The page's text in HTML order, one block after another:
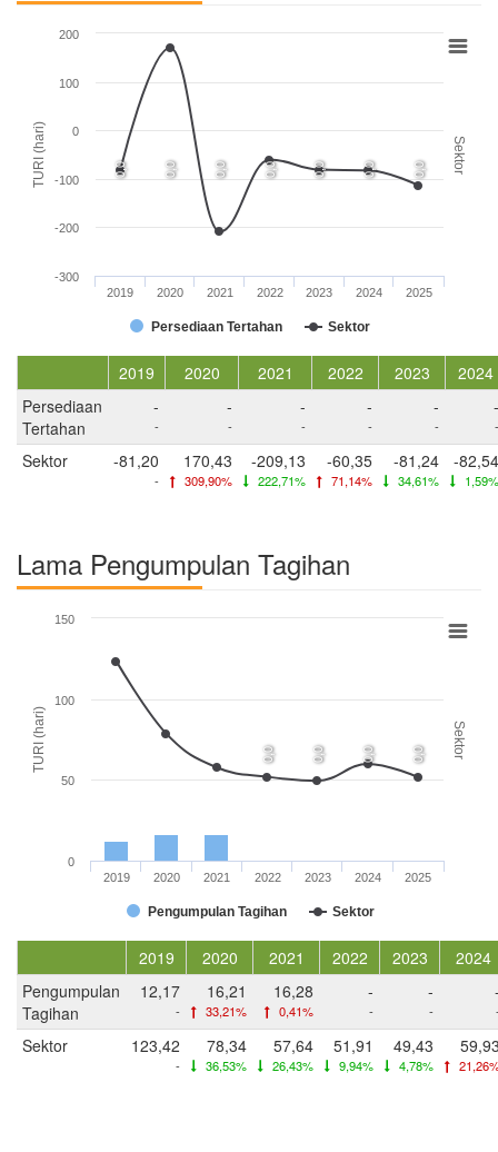
TURI (hari) Sektor
0,0 0,0 0,0 0,0 0,0 0,0 0,0
Persediaan Tertahan Sektor
2019 2020 2021 2022 2023 2024 2025
-300
-200
-100
0
100
200
2019 2020 2021 2022 2023
2024
Persediaan
Tertahan
-
-
-
-
-
-
-
-
-
-
-
-
Sektor -81,20
-
170,43
309,90%
-209,13
222,71%
-60,35
71,14%
-81,24
34,61%
-82,54
1,59%
Lama Pengumpulan Tagihan
TURI (hari) Sektor
0,0 0,0 0,0 0,0
Pengumpulan Tagihan Sektor
2019 2020 2021 2022 2023 2024 2025
0
50
100
150
2019 2020 2021 2022 2023
2024
Pengumpulan
Tagihan
12,17
-
16,21
33,21%
16,28
0,41%
-
-
-
-
Sektor 123,42
-
78,34
36,53%
57,64
26,43%
51,91
9,94%
49,43
4,78%